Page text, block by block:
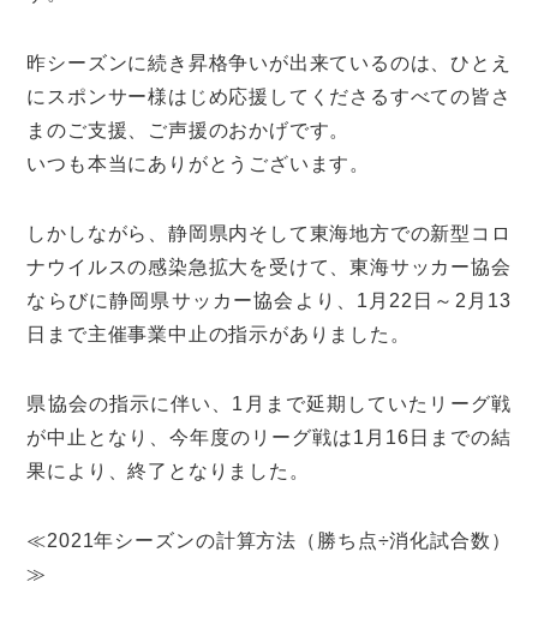
昨シーズンに続き昇格争いが出来ているのは、ひとえ
にスポンサー様はじめ応援してくださるすべての皆さ
まのご支援、ご声援のおかげです。
いつも本当にありがとうございます。
しかしながら、静岡県内そして東海地方での新型コロ
ナウイルスの感染急拡大を受けて、東海サッカー協会
ならびに静岡県サッカー協会より、1月22日～2月13
日まで主催事業中止の指示がありました。
県協会の指示に伴い、1月まで延期していたリーグ戦
が中止となり、今年度のリーグ戦は1月16日までの結
果により、終了となりました。
≪2021年シーズンの計算方法（勝ち点÷消化試合数）
≫